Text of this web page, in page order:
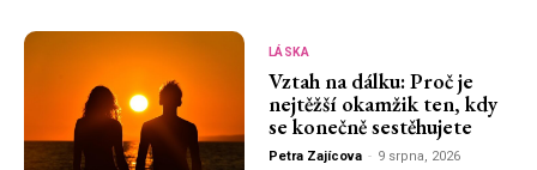
LÁSKA
Vztah na dálku: Proč je
nejtěžší okamžik ten, kdy
se konečně sestěhujete
Petra Zajícova - 9 srpna, 2026